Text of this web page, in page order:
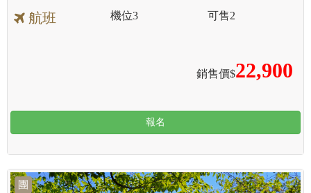
航班
銷售價$22,900
機位3 可售2
報名
團